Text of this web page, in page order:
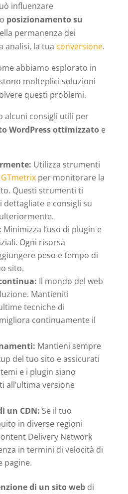
influenzare
posizionamento su
permanenza dei
analisi, la tua conversione.
abbiamo esplorato in
molteplici soluzioni
questi problemi.
alcuni consigli utili per
WordPress ottimizzatoe
Utilizza strumenti
GTmetrixper monitorare la
Questi strumenti ti
e consigli su
Minimizza l’uso di plugin e
Ogni risorsa
peso e tempo di
sito.
Il mondo del web
Mantieniti
tecniche di
continuamente il
Mantieni sempre
del tuo sito e assicurati
e i plugin siano
all’ultima versione
un CDN: Se il tuo
in diverse regioni
Delivery Network
in termini di velocità di
pagine.
di un sito webdi